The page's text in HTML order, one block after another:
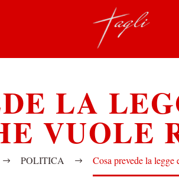
LA
VUOLE
POLITICA Cosa prevede la